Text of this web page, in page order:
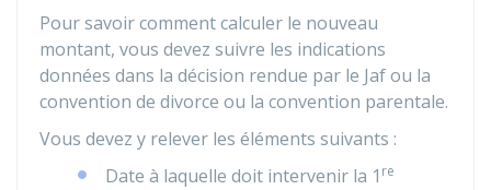
Pour savoir comment calculer le nouveau
montant, vous devez suivre les indications
données dans la décision rendue par le Jafou la
convention de divorce ou la convention parentale.
Vous devez y relever les éléments suivants :
Date à laquelle doit intervenir la 1 re